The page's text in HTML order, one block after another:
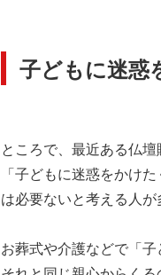
子どもに迷惑
ところで、最近ある仏
「子どもに迷惑をかけ
は必要ないと考える人が
お葬式や介護などで「